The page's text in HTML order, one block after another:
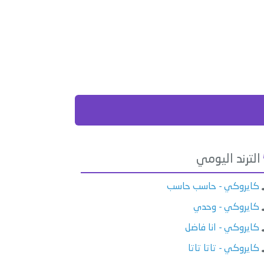
الترند اليومي
كايروكي - حاسب حاسب
كايروكي - وحدي
كايروكي - انا فاضل
كايروكي - تاتا تاتا